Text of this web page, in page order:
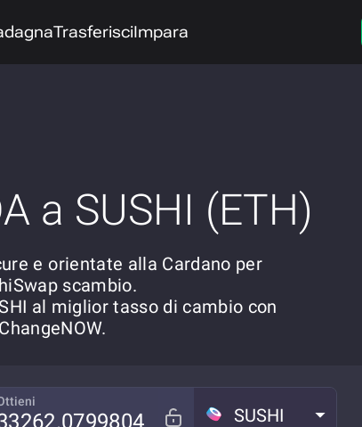
TrasferisciImpara
a SUSHI (ETH)
e orientate alla Cardano per
scambio.
al miglior tasso di cambio con
ChangeNOW.
SUSHI